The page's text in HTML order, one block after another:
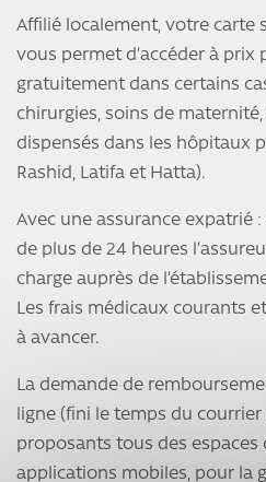
Affilié localement, votre carte
vous permet d’accéder à prix
gratuitement dans certains
chirurgies, soins de
dispensés dans les hôpitaux
Rashid, Latifa et Hatta).
Avec une assurance expatrié
de plus de 24 heures
charge auprès de
Les frais médicaux courants
à avancer.
La demande de
ligne (fini le temps du
proposants tous des espaces
applications mobiles, pour la